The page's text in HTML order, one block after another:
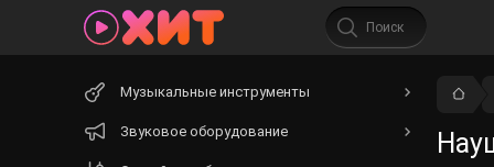
Музыкальные инструменты
Звуковое оборудование